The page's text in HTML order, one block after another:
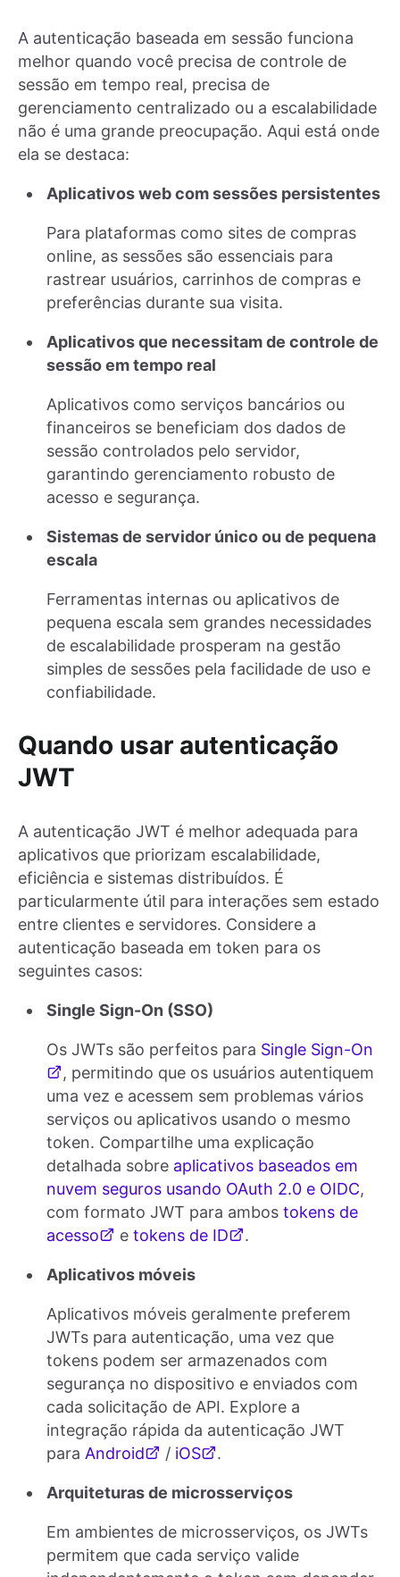
A autenticação baseada em sessão funciona
melhor quando você precisa de controle de
sessão em tempo real, precisa de
gerenciamento centralizado ou a escalabilidade
não é uma grande preocupação. Aqui está onde
ela se destaca:
Aplicativos web com sessões persistentes
Para plataformas como sites de compras
online, as sessões são essenciais para
rastrear usuários, carrinhos de compras e
preferências durante sua visita.
Aplicativos que necessitam de controle de
sessão em tempo real
Aplicativos como serviços bancários ou
financeiros se beneficiam dos dados de
sessão controlados pelo servidor,
garantindo gerenciamento robusto de
acesso e segurança.
Sistemas de servidor único ou de pequena
escala
Ferramentas internas ou aplicativos de
pequena escala sem grandes necessidades
de escalabilidade prosperam na gestão
simples de sessões pela facilidade de uso e
confiabilidade.
Quando usar autenticação
JWT
A autenticação JWT é melhor adequada para
aplicativos que priorizam escalabilidade,
eficiência e sistemas distribuídos. É
particularmente útil para interações sem estado
entre clientes e servidores. Considere a
autenticação baseada em token para os
seguintes casos:
Single Sign-On (SSO)
Os JWTs são perfeitos para Single Sign-On
, permitindo que os usuários autentiquem
uma vez e acessem sem problemas vários
serviços ou aplicativos usando o mesmo
token. Compartilhe uma explicação
detalhada sobre aplicativos baseados em
nuvem seguros usando OAuth 2.0 e OIDC,
com formato JWT para ambos tokens de
acesso
e tokens de ID .
Aplicativos móveis
Aplicativos móveis geralmente preferem
JWTs para autenticação, uma vez que
tokens podem ser armazenados com
segurança no dispositivo e enviados com
cada solicitação de API. Explore a
integração rápida da autenticação JWT
para Android / iOS .
Arquiteturas de microsserviços
Em ambientes de microsserviços, os JWTs
permitem que cada serviço valide